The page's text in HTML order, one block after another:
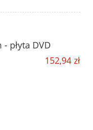
płyta DVD
152,94 zł